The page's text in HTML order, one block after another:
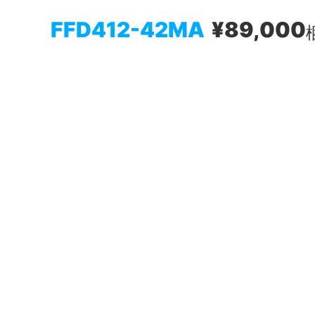
FFD412-42MA ¥89,000